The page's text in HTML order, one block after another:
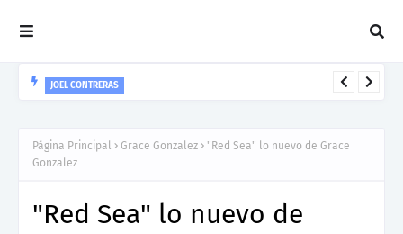
JOEL CONTRERAS
Página Principal Grace Gonzalez
"Red Sea" lo nuevo de Grace
Gonzalez
"Red Sea" lo nuevo de